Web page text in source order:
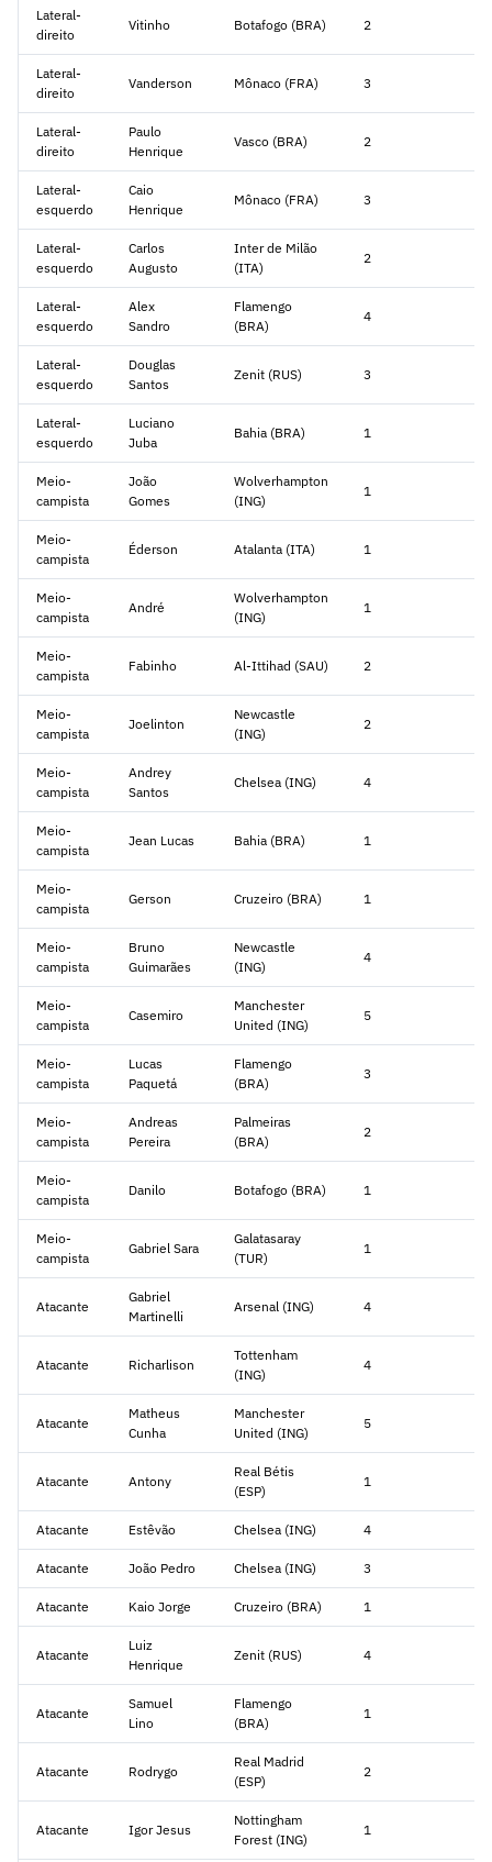
Lateral-
direito
Vitinho Botafogo (BRA) 2
Lateral-
direito
Vanderson Mônaco (FRA) 3
Lateral-
direito
Paulo
Henrique
Vasco (BRA) 2
Lateral-
esquerdo
Caio
Henrique
Mônaco (FRA) 3
Lateral-
esquerdo
Carlos
Augusto
Inter de Milão
(ITA)
2
Lateral-
esquerdo
Alex
Sandro
Flamengo
(BRA)
4
Lateral-
esquerdo
Douglas
Santos
Zenit (RUS) 3
Lateral-
esquerdo
Luciano
Juba
Bahia (BRA) 1
Meio-
campista
João
Gomes
Wolverhampton
(ING)
1
Meio-
campista
Éderson Atalanta (ITA) 1
Meio-
campista
André
Wolverhampton
(ING)
1
Meio-
campista
Fabinho Al-Ittihad (SAU) 2
Meio-
campista
Joelinton
Newcastle
(ING)
2
Meio-
campista
Andrey
Santos
Chelsea (ING) 4
Meio-
campista
Jean Lucas Bahia (BRA) 1
Meio-
campista
Gerson Cruzeiro (BRA) 1
Meio-
campista
Bruno
Guimarães
Newcastle
(ING)
4
Meio-
campista
Casemiro
Manchester
United (ING)
5
Meio-
campista
Lucas
Paquetá
Flamengo
(BRA)
3
Meio-
campista
Andreas
Pereira
Palmeiras
(BRA)
2
Meio-
campista
Danilo Botafogo (BRA) 1
Meio-
campista
Gabriel Sara
Galatasaray
(TUR)
1
Atacante
Gabriel
Martinelli
Arsenal (ING) 4
Atacante Richarlison
Tottenham
(ING)
4
Atacante
Matheus
Cunha
Manchester
United (ING)
5
Atacante Antony
Real Bétis
(ESP)
1
Atacante Estêvão Chelsea (ING) 4
Atacante João Pedro Chelsea (ING) 3
Atacante Kaio Jorge Cruzeiro (BRA) 1
Atacante
Luiz
Henrique
Zenit (RUS) 4
Atacante
Samuel
Lino
Flamengo
(BRA)
1
Atacante Rodrygo
Real Madrid
(ESP)
2
Atacante Igor Jesus
Nottingham
Forest (ING)
1